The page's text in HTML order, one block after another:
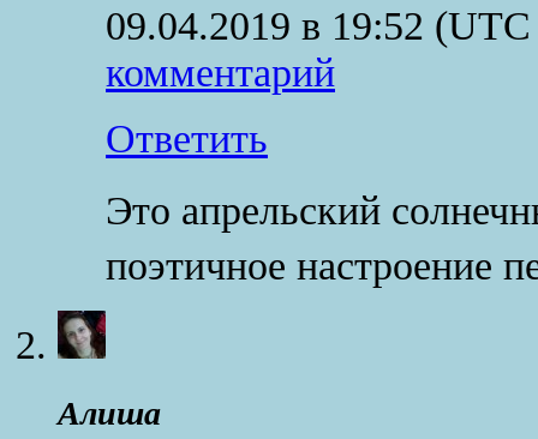
09.04.2019 в 19:52
комментарий
Ответить
Это апрельский
поэтичное настроение
Алиша